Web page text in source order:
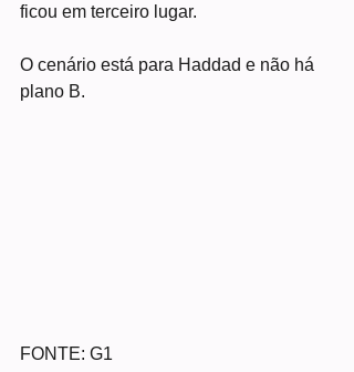
ficou em terceiro lugar.
O cenário está para Haddad e não há
plano B.
FONTE: G1